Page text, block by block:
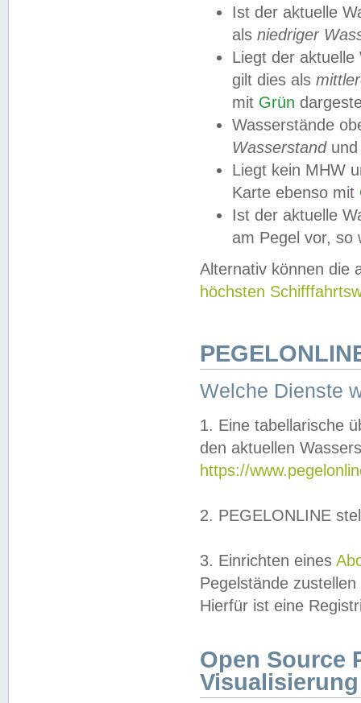
Ist der aktuelle
als niedriger
Liegt der
gilt dies als
mit Grün
Wasserstände
Wasserstandund
Liegt kein MHW
Karte ebenso mit
Ist der aktuelle
am Pegel vor,
Alternativ können die
höchsten
Welche Dienste
1. Eine tabellarische
den aktuellen
https://
2. PEGELONLINE
3. Einrichten eines
Pegelstände
Hierfür ist eine
Open Source
Visualisierung